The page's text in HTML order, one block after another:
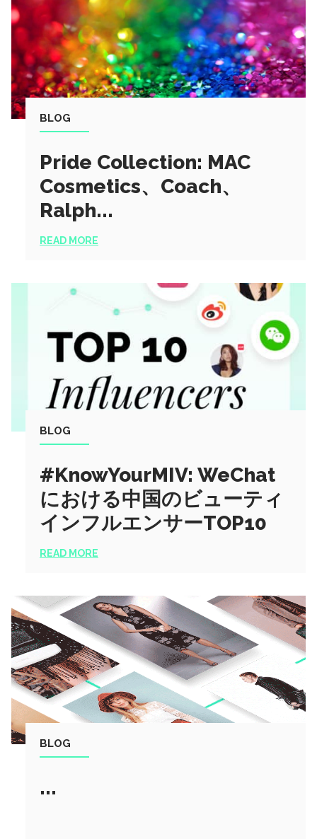
BLOG
Pride Collection: MAC
Cosmetics、Coach、
Ralph...
READ MORE
BLOG
#KnowYourMIV: WeChat
における中国のビューティ
インフルエンサーTOP10
READ MORE
BLOG
...